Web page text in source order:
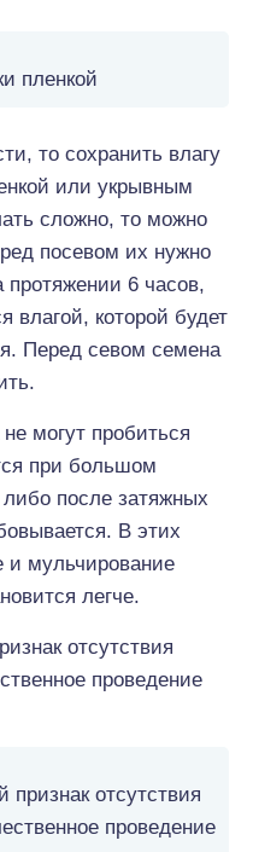
пленкой
то сохранить влагу
или укрывным
сложно, то можно
посевом их нужно
6 часов,
влагой, которой будет
Перед севом семена
могут пробиться
при большом
после затяжных
В этих
и мульчирование
легче.
отсутствия
проведение
отсутствия
проведение